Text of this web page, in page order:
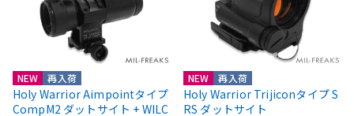
NEW 再入荷
Holy Warrior Aimpointタイプ
CompM2 ダットサイト + WILC
NEW 再入荷
Holy Warrior Trijiconタイプ S
RS ダットサイト